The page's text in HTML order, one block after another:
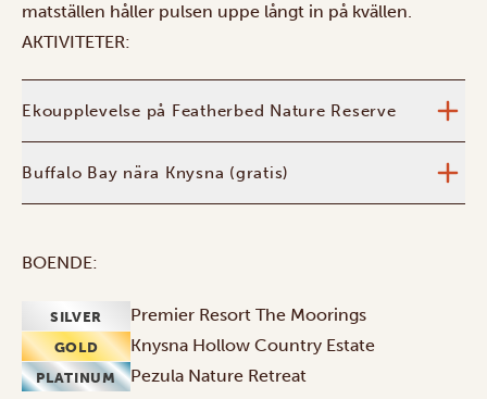
matställen håller pulsen uppe långt in på kvällen.
AKTIVITETER:
Ekoupplevelse på Featherbed Nature Reserve
Buffalo Bay nära Knysna (gratis)
BOENDE:
SILVER Premier Resort The Moorings
GOLD Knysna Hollow Country Estate
PLATINUM Pezula Nature Retreat